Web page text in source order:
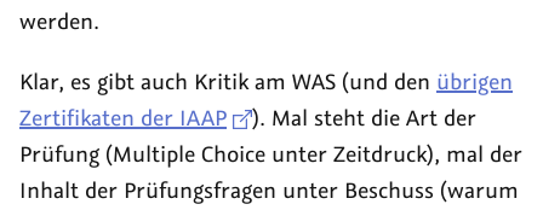
werden.
Klar, es gibt auch Kritik am WAS (und den übrigen
Zertifikaten der IAAP
). Mal steht die Art der
Prüfung (Multiple Choice unter Zeitdruck), mal der
Inhalt der Prüfungsfragen unter Beschuss (warum